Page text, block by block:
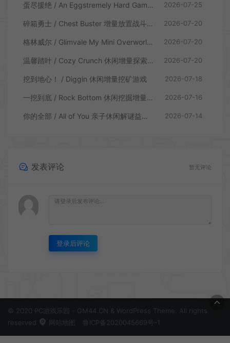
蛋尽援绝 / An Eggstremely Hard Game 休闲合作闯关游戏 2026-07-25
碎箱勇士 / Chest Buster 增量放置战斗游戏 2026-07-20
格林威尔 / Glimvale My Mini Overworld 单人放置挂机城市建造游戏 2026-07-20
温馨踏叶 / Cozy Crunch 休闲增量探索游戏 2026-07-20
挖到地心！ / Diggin 休闲增量挖矿游戏 2026-07-18
一挖到底 / Rock Bottom 休闲挖掘增量游戏 2026-07-16
你的全部 / All of You 亲子休闲解谜益智游戏 2026-07-14
发表评论 暂无评论
登录后评论
© 2020 PC游戏乐园 - GM44.CN & WordPress Theme. All rights
reserved
网站地图 鲁ICP备2020045669号-1